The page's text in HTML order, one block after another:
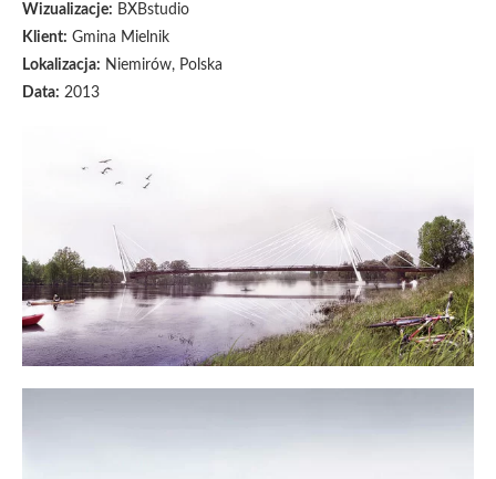
Wizualizacje: BXBstudio
Klient: Gmina Mielnik
Lokalizacja: Niemirów, Polska
Data: 2013